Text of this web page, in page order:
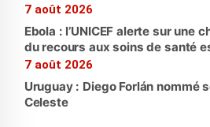
7 août 2026
Ebola : l’UNICEF alerte sur une
du recours aux soins de santé
7 août 2026
Uruguay : Diego Forlán nommé
Celeste